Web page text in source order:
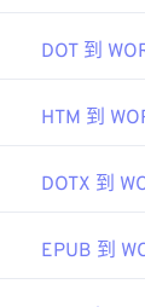
DOT 到
HTM 到
DOTX 到
EPUB 到